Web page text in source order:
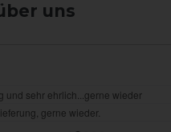
uns